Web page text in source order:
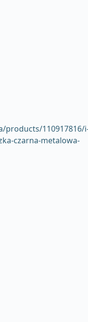
products/110917816/
czarna-metalowa-